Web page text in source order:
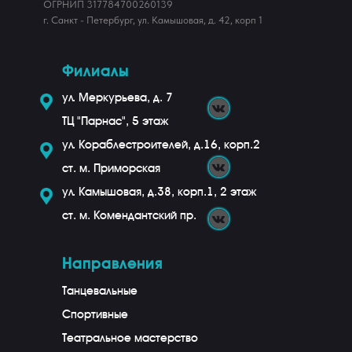
Филиалы
ул. Меркурьева, д. 7
ТЦ "Парнас", 5 этаж
ул. Кораблестроителей, д.16, корп.2
ст. м. Приморская
ул. Камышовая, д.38, корп.1, 2 этаж
ст. м. Комендантский пр.
Направления
Танцевальные
Спортивные
Театральное мастерство
ОГРНИП 317784700260139
г. Санкт - Петербург, ул. Камышовая, д. 42, корп 1